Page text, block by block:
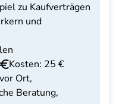
zu Kaufverträgen
und
Kosten: 25 €
Ort,
Beratung,